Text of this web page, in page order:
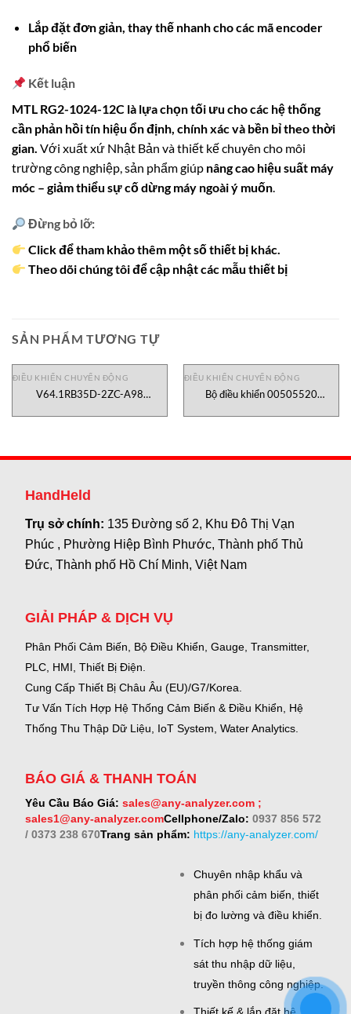
Lắp đặt đơn giản, thay thế nhanh cho các mã encoder
phổ biến
Kết luận
MTL RG2-1024-12C là lựa chọn tối ưu cho các hệ thống
cần phản hồi tín hiệu ổn định, chính xác và bền bỉ theo thời
gian. Với xuất xứ Nhật Bản và thiết kế chuyên cho môi
trường công nghiệp, sản phẩm giúp nâng cao hiệu suất máy
móc – giảm thiểu sự cố dừng máy ngoài ý muốn.
Đừng bỏ lỡ:
Click để tham khảo thêm một số thiết bị khác.
Theo dõi chúng tôi để cập nhật các mẫu thiết bị
SẢN PHẨM TƯƠNG TỰ
ĐIỀU KHIỂN CHUYỂN ĐỘNG
V64.1RB35D-2ZC-A98
ĐIỀU KHIỂN CHUYỂN ĐỘNG
Bộ điều khiển 00505520
HandHeld
Trụ sở chính: 135 Đường số 2, Khu Đô Thị Vạn
Phúc , Phường Hiệp Bình Phước, Thành phố Thủ
Đức, Thành phố Hồ Chí Minh, Việt Nam
GIẢI PHÁP & DỊCH VỤ
Phân Phối Cảm Biến, Bộ Điều Khiển, Gauge, Transmitter,
PLC, HMI, Thiết Bị Điện.
Cung Cấp Thiết Bị Châu Âu (EU)/G7/Korea.
Tư Vấn Tích Hợp Hệ Thống Cảm Biến & Điều Khiển, Hệ
Thống Thu Thập Dữ Liệu, IoT System, Water Analytics.
BÁO GIÁ & THANH TOÁN
Yêu Cầu Báo Giá: sales@any-analyzer.com ;
sales1@any-analyzer.comCellphone/Zalo: 0937 856 572
/ 0373 238 670Trang sản phẩm: https://any-analyzer.com/
Chuyên nhập khẩu và
phân phối cảm biến, thiết
bị đo lường và điều khiển.
Tích hợp hệ thống giám
sát thu nhập dữ liệu,
truyền thông công nghiệp.